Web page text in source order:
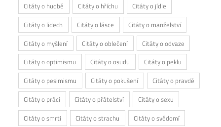
Citáty o hudbě
Citáty o hříchu
Citáty o jídle
Citáty o lidech
Citáty o lásce
Citáty o manželství
Citáty o myšlení
Citáty o oblečení
Citáty o odvaze
Citáty o optimismu
Citáty o osudu
Citáty o peklu
Citáty o pesimismu
Citáty o pokušení
Citáty o pravdě
Citáty o práci
Citáty o přátelství
Citáty o sexu
Citáty o smrti
Citáty o strachu
Citáty o svědomí